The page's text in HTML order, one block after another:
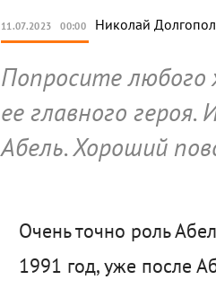
11.07.2023 00:00 Николай
Попросите любого
ее главного
Абель. Хороший
Очень точно роль
1991 год, уже после